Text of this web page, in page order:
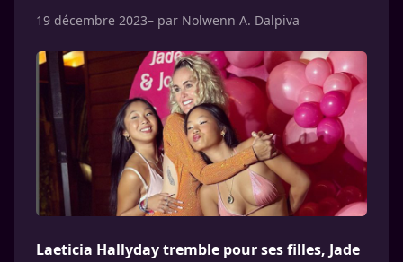
19 décembre 2023– par Nolwenn A. Dalpiva
Laeticia Hallyday tremble pour ses filles, Jade